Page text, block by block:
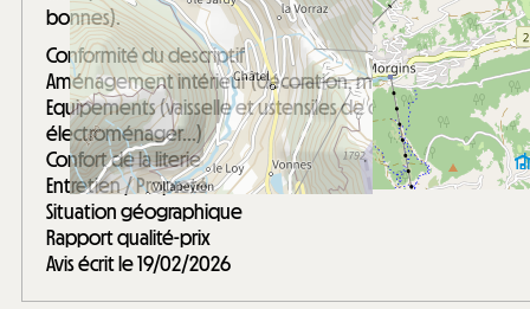
bonnes).
Conformité du descriptif
Aménagement intérieur (décoration, mobilier...)
Equipements (vaisselle et ustensiles de cuisine,
électroménager...)
Confort de la literie
Entretien / Propreté
Situation géographique
Rapport qualité-prix
Avis écrit le 19/02/2026